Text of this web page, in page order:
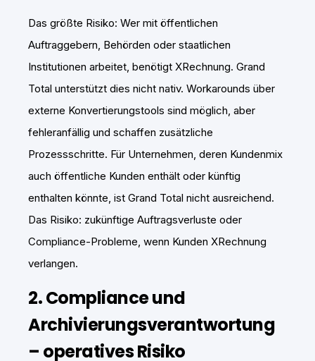
Das größte Risiko: Wer mit öffentlichen
Auftraggebern, Behörden oder staatlichen
Institutionen arbeitet, benötigt XRechnung. Grand
Total unterstützt dies nicht nativ. Workarounds über
externe Konvertierungstools sind möglich, aber
fehleranfällig und schaffen zusätzliche
Prozessschritte. Für Unternehmen, deren Kundenmix
auch öffentliche Kunden enthält oder künftig
enthalten könnte, ist Grand Total nicht ausreichend.
Das Risiko: zukünftige Auftragsverluste oder
Compliance-Probleme, wenn Kunden XRechnung
verlangen.
2. Compliance und
Archivierungsverantwortung
– operatives Risiko